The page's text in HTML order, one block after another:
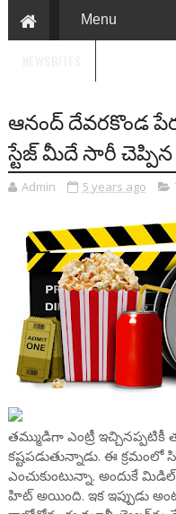
ఆనంద్ దేవరకొండ
స్టేజ్ మీదే సారీ చెప్పిన
Admin 5 years ago
తమ్ముడిగా ఎంట్రీ ఇచ్చినప్పటికీ
కష్టపడుతున్నాడు. ఈ క్రమంలో
ఎంచుకుంటున్నా. అందుకే
హిట్ అయింది. ఇక ఇప్పుడు